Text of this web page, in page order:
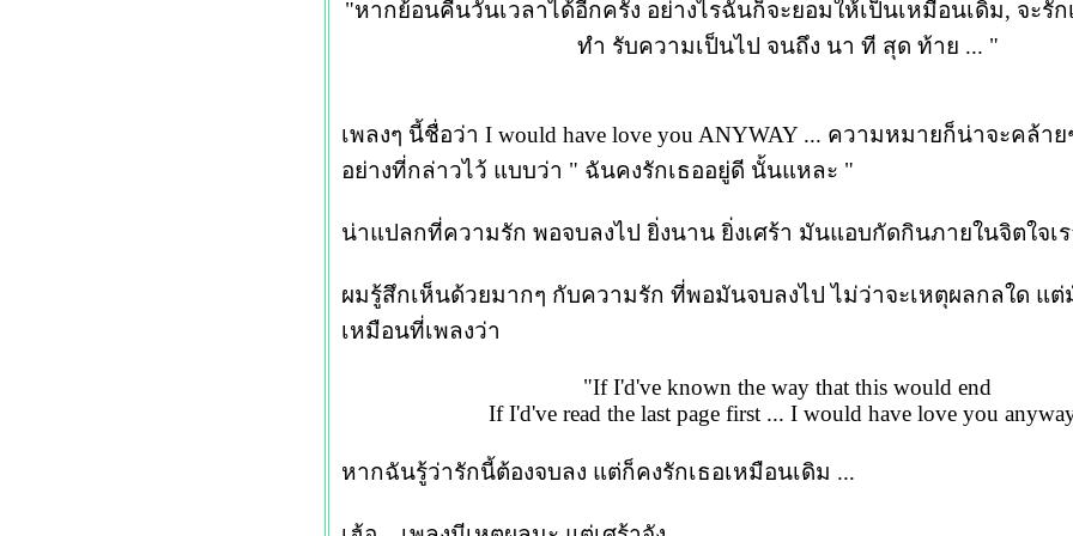
"หากย้อนคืนวันเวลาได้อีกครั้ง อย่างไรฉันก็จะยอมให้เป็นเหมือนเดิม, จะรั
ทำ รับความเป็นไป จนถึง นา ที สุด ท้าย ... "
เพลงๆ นี้ชื่อว่า I would have love you ANYWAY ... ความหมายก็น่าจะคล้า
อย่างที่กล่าวไว้ แบบว่า " ฉันคงรักเธออยู่ดี นั้นแหละ "
น่าแปลกที่ความรัก พอจบลงไป ยิ่งนาน ยิ่งเศร้า มันแอบกัดกินภายในจิตใจเ
ผมรู้สึกเห็นด้วยมากๆ กับความรัก ที่พอมันจบลงไป ไม่ว่าจะเหตุผลกลใด แ
เหมือนที่เพลงว่า
"If I'd've known the way that this would end
If I'd've read the last page first ... I would have love you
หากฉันรู้ว่ารักนี้ต้องจบลง แต่ก็คงรักเธอเหมือนเดิม ...